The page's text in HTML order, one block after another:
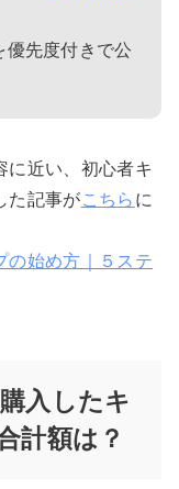
優先度付きで公
に近い、初心者キ
た記事がこちら に
始め方｜５ステ
入したキ
計額は？